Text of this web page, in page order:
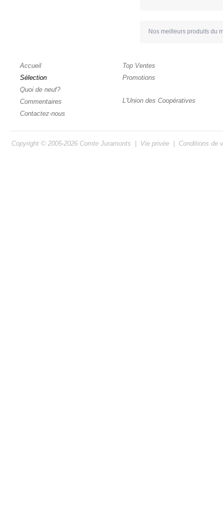
Nos meilleurs produits du
Accueil
Sélection
Quoi de neuf?
Commentaires
Contactez-nous
Top Ventes
Promotions
L'Union des Coopératives
Copyright © 2005-2026 Comte Juramonts Vie privée Conditions de